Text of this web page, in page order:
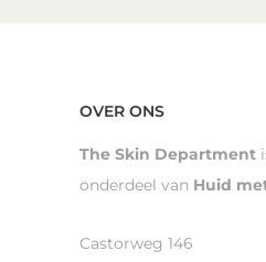
OVER ONS
The Skin Department
onderdeel van Huid
Castorweg 146